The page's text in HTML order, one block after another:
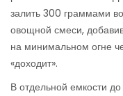
залить 300 граммами
овощной смеси,
на минимальном огне
«доходит».
В отдельной емкости